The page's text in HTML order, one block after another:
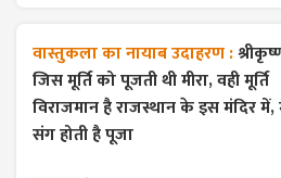
वास्तुकला का नायाब उदाहरण :
जिस मूर्ति को पूजती थी मीरा, वही मूर्ति
विराजमान है राजस्थान के इस मंदिर में,
संग होती है पूजा